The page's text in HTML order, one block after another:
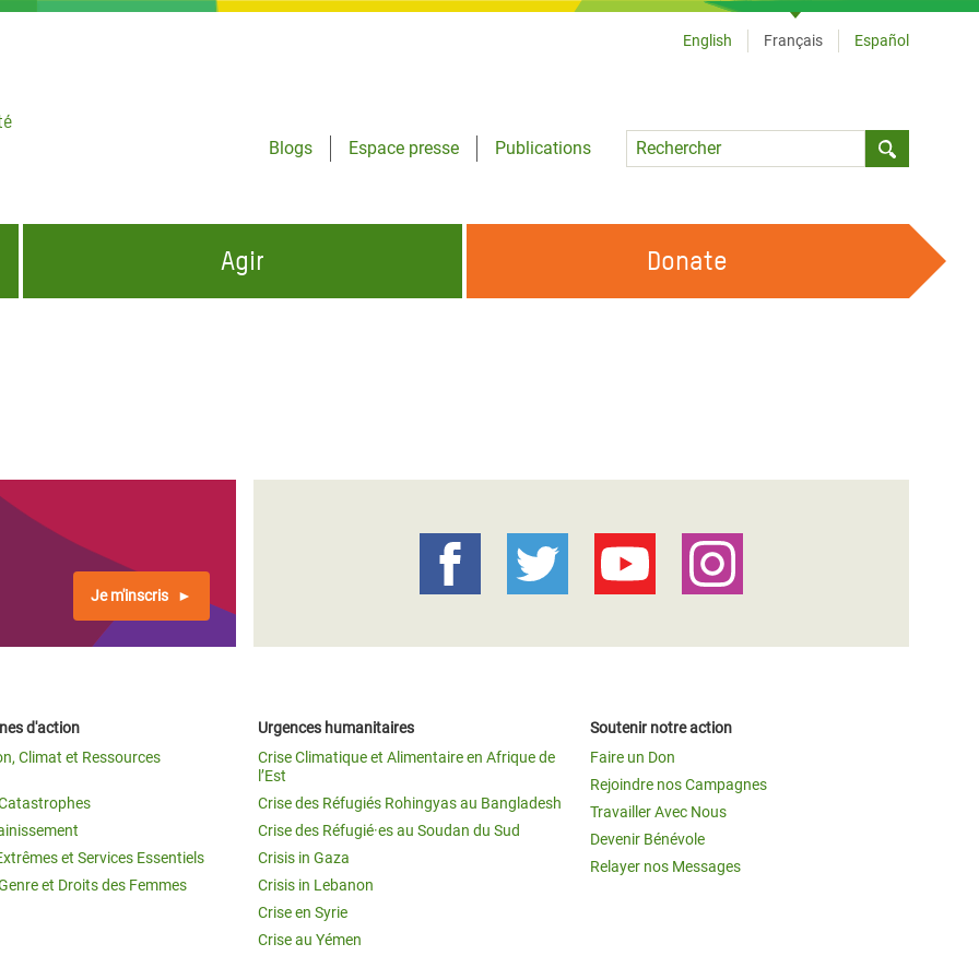
Blogs
Espace presse
Publications
Language
English Français Español
et
en Afrique de
Yémen
Réfugié·es au
du Sud
Syrie
Agir Donate
Je m'inscris
d'action
Climat et Ressources
et Services Essentiels
et Droits des Femmes
Urgences humanitaires
Crise Climatique et Alimentaire en Afrique de
l’Est
Crise des Réfugiés Rohingyas au Bangladesh
Crise des Réfugié·es au Soudan du Sud
Crisis in Gaza
Crisis in Lebanon
Crise en Syrie
Crise au Yémen
Soutenir notre action
Faire un Don
Rejoindre nos Campagnes
Travailler Avec Nous
Devenir Bénévole
Relayer nos Messages